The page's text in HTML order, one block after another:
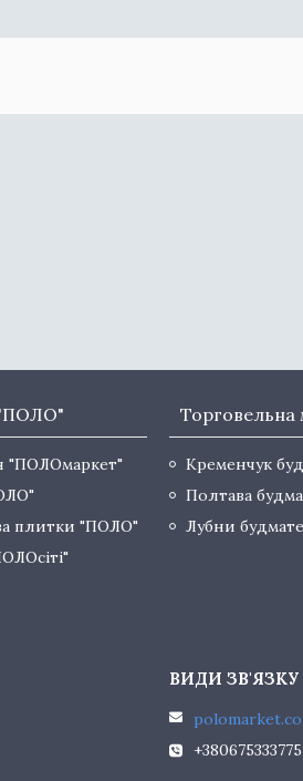
"ПОЛО"
"ПОЛОмаркет"
плитки "ПОЛО"
Кременчук
Полтава
Лубни
+380675333775